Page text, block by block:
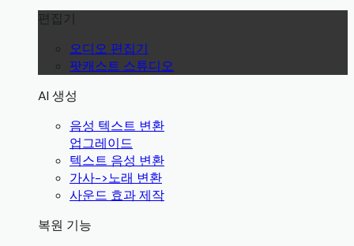
편집기
오디오 편집기
팟캐스트 스튜디오
AI 생성
음성 텍스트 변환
업그레이드
텍스트 음성 변환
가사->노래 변환
사운드 효과 제작
복원 기능